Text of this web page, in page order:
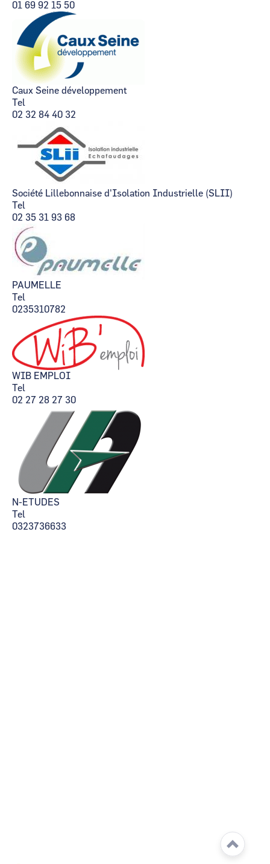
01 69 92 15 50
Caux Seine développement
Tel
02 32 84 40 32
Société Lillebonnaise d'Isolation Industrielle (SLII)
Tel
02 35 31 93 68
PAUMELLE
Tel
0235310782
WIB EMPLOI
Tel
02 27 28 27 30
N-ETUDES
Tel
0323736633